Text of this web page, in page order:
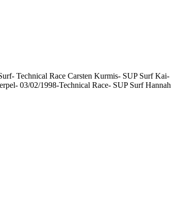
Technical Race Carsten Kurmis- SUP Surf Kai-
03/02/1998-Technical Race- SUP Surf Hannah